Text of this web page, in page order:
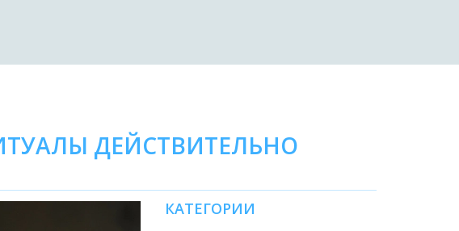
ДЕЙСТВИТЕЛЬНО
КАТЕГОРИИ